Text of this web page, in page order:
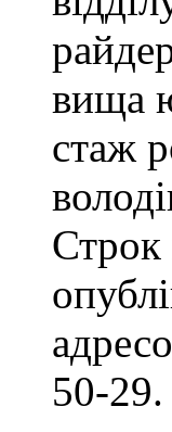
вища
стаж
Строк
50-29.